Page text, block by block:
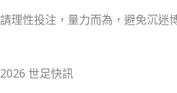
請理性投注，量力而為，避免沉迷
2026 世足快訊